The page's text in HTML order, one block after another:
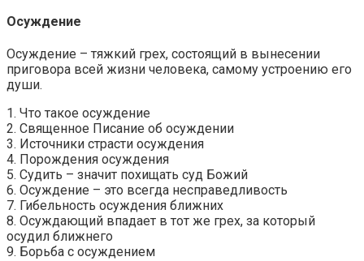
Осуждение
Осуждение – тяжкий грех, состоящий в вынесении
приговора всей жизни человека, самому устроению его
души.
1. Что такое осуждение
2. Священное Писание об осуждении
3. Источники страсти осуждения
4. Порождения осуждения
5. Судить – значит похищать суд Божий
6. Осуждение – это всегда несправедливость
7. Гибельность осуждения ближних
8. Осуждающий впадает в тот же грех, за который
осудил ближнего
9. Борьба с осуждением